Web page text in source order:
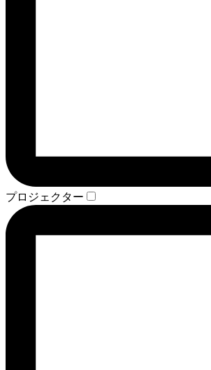
プロジェクター